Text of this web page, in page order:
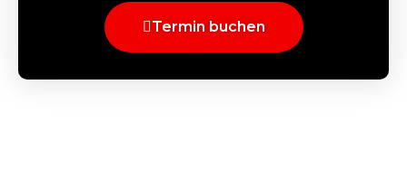
Termin buchen